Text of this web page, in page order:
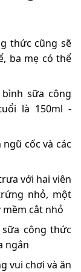
thức cũng sẽ
ba mẹ có thể
sữa công
là 150ml -
cốc và các
với hai viên
nhỏ, một
cắt nhỏ
sữa công thức
ngắn
vui chơi và ăn